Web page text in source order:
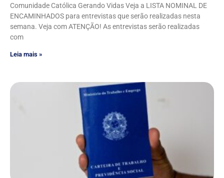
Comunidade Católica Gerando Vidas Veja a LISTA NOMINAL DE
ENCAMINHADOS para entrevistas que serão realizadas nesta
semana. Veja com ATENÇÃO! As entrevistas serão realizadas
com
Leia mais »